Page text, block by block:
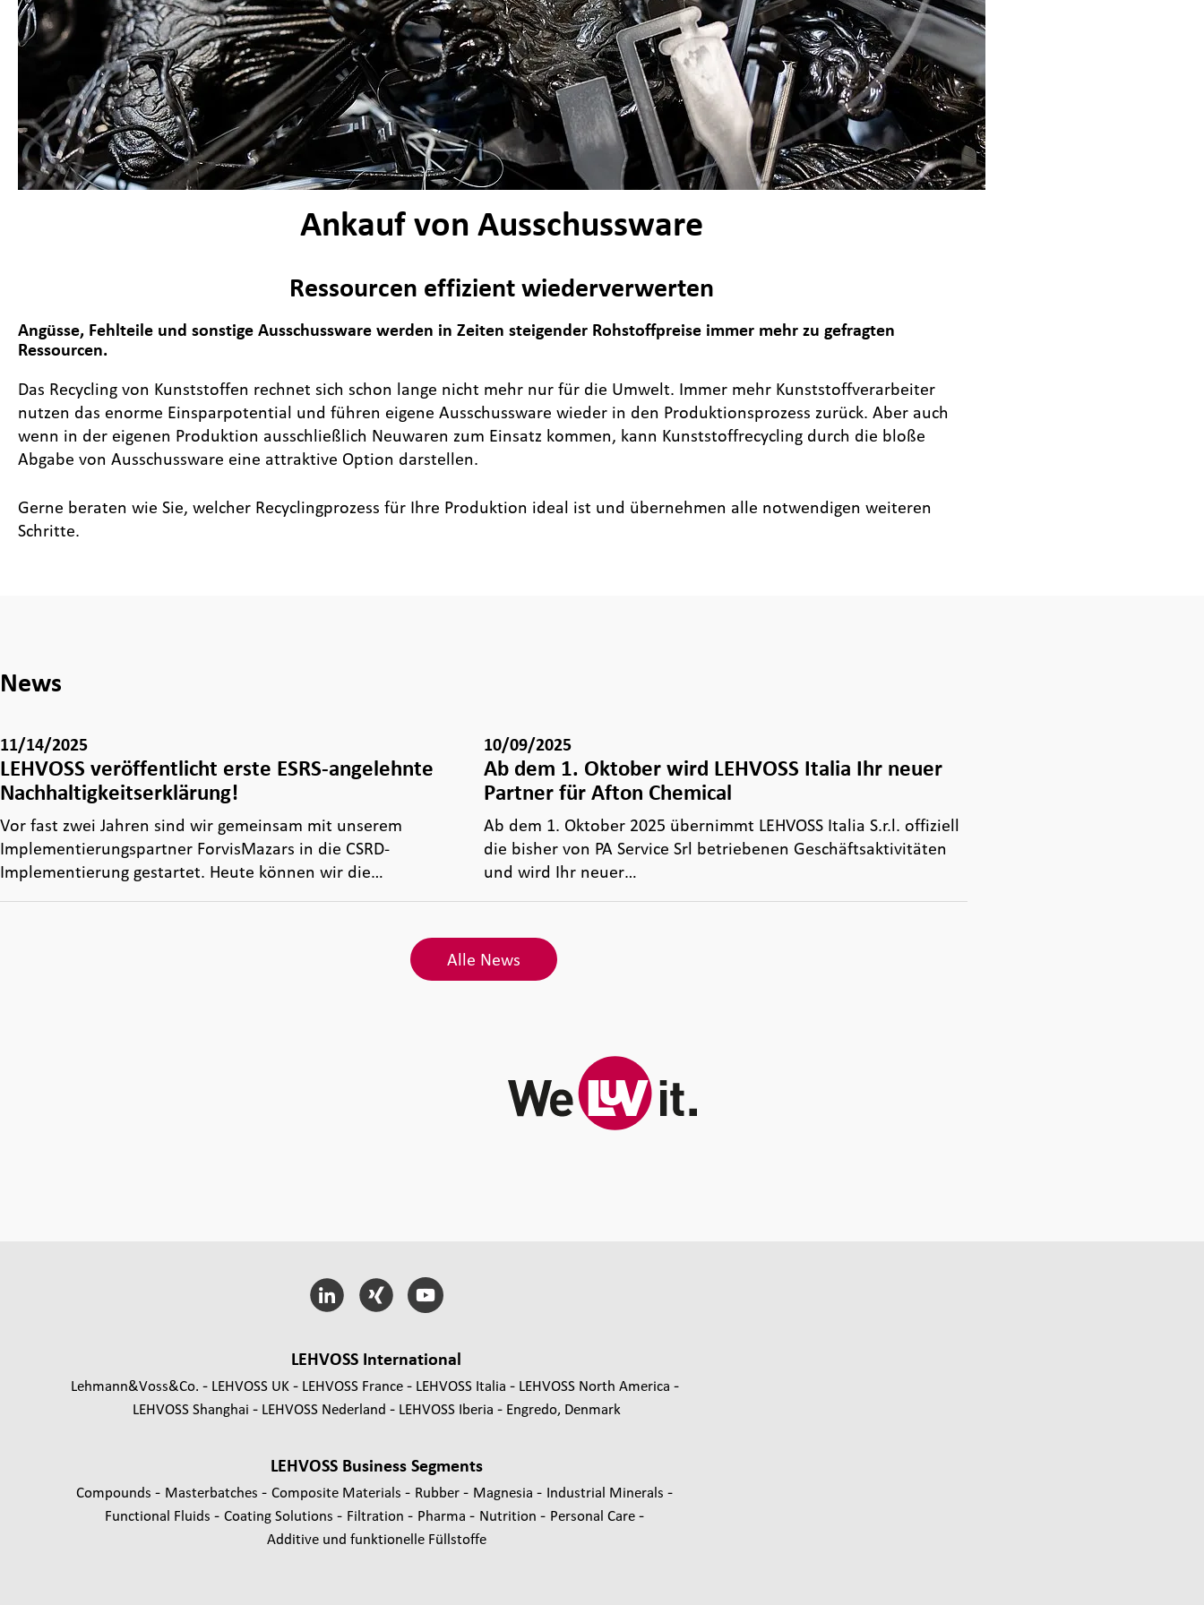
Ankauf von Ausschussware
Ressourcen effizient wiederverwerten
Angüsse, Fehlteile und sonstige Ausschussware werden in Zeiten steigender Rohstoffpreise immer mehr zu gefragten
Ressourcen.
Das Recycling von Kunststoffen rechnet sich schon lange nicht mehr nur für die Umwelt. Immer mehr Kunststoffverarbeiter
nutzen das enorme Einsparpotential und führen eigene Ausschussware wieder in den Produktionsprozess zurück. Aber auch
wenn in der eigenen Produktion ausschließlich Neuwaren zum Einsatz kommen, kann Kunststoffrecycling durch die bloße
Abgabe von Ausschussware eine attraktive Option darstellen.
Gerne beraten wie Sie, welcher Recyclingprozess für Ihre Produktion ideal ist und übernehmen alle notwendigen weiteren
Schritte.
News
11/14/2025
LEHVOSS veröffentlicht erste ESRS-angelehnte
Nachhaltigkeitserklärung!
Vor fast zwei Jahren sind wir gemeinsam mit unserem
Implementierungspartner ForvisMazars in die CSRD-
Implementierung gestartet. Heute können wir die…
10/09/2025
Ab dem 1. Oktober wird LEHVOSS Italia Ihr neuer
Partner für Afton Chemical
Ab dem 1. Oktober 2025 übernimmt LEHVOSS Italia S.r.l. offiziell
die bisher von PA Service Srl betriebenen Geschäftsaktivitäten
und wird Ihr neuer…
Alle News
LEHVOSS International
Lehmann&Voss&Co. LEHVOSS UK LEHVOSS France LEHVOSS Italia
LEHVOSS North America
LEHVOSS Shanghai
LEHVOSS Nederland LEHVOSS Iberia Engredo, Denmark
LEHVOSS Business Segments
Compounds - Masterbatches - Composite Materials - Rubber - Magnesia - Industrial Minerals -
Functional Fluids - Coating Solutions - Filtration - Pharma - Nutrition - Personal Care -
Additive und funktionelle Füllstoffe